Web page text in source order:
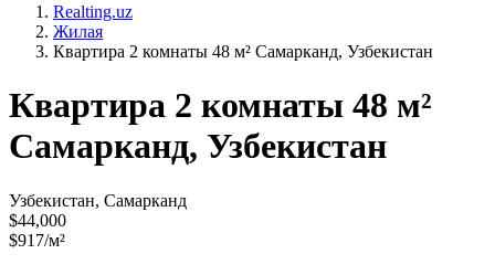
Realting.uz
Жилая
Квартира 2 комнаты 48 м² Самарканд, Узбекистан
Квартира 2 комнаты 48 м²
Самарканд, Узбекистан
Узбекистан, Самарканд
$44,000
$917/м²